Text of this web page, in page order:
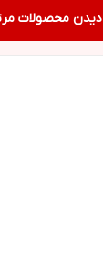
دیدن محصولات